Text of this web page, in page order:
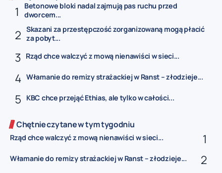
Betonowe bloki nadal zajmują pas ruchu przed
dworcem...
Skazani za przestępczość zorganizowaną mogą płacić
za pobyt...
Rząd chce walczyć z mową nienawiści w sieci...
Włamanie do remizy strażackiej w Ranst – złodzieje...
KBC chce przejąć Ethias, ale tylko w całości...
Chętnie czytane w tym tygodniu
Rząd chce walczyć z mową nienawiści w sieci...
Włamanie do remizy strażackiej w Ranst – złodzieje...